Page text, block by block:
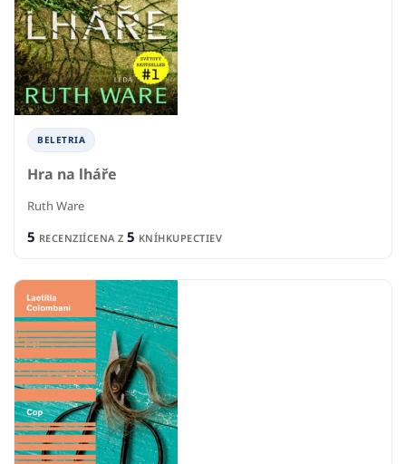
BELETRIA
Hra na lháře
Ruth Ware
5 RECENZIÍCENA Z 5 KNÍHKUPECTIEV